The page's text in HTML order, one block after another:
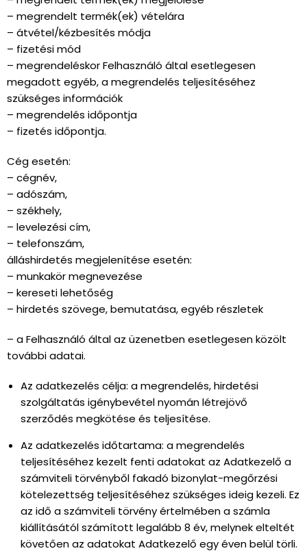
– megrendelt termék(ek) vételára
– átvétel/kézbesítés módja
– fizetési mód
– megrendeléskor Felhasználó által esetlegesen
megadott egyéb, a megrendelés teljesítéséhez
szükséges információk
– megrendelés időpontja
– fizetés időpontja.
Cég esetén:
– cégnév,
– adószám,
– székhely,
– levelezési cím,
– telefonszám,
álláshirdetés megjelenítése esetén:
– munkakör megnevezése
– kereseti lehetőség
– hirdetés szövege, bemutatása, egyéb részletek
– a Felhasználó által az üzenetben esetlegesen közölt
további adatai.
Az adatkezelés célja: a megrendelés, hirdetési
szolgáltatás igénybevétel nyomán létrejövő
szerződés megkötése és teljesítése.
Az adatkezelés időtartama: a megrendelés
teljesítéséhez kezelt fenti adatokat az Adatkezelő a
számviteli törvényből fakadó bizonylat-megőrzési
kötelezettség teljesítéséhez szükséges ideig kezeli. Ez
az idő a számviteli törvény értelmében a számla
kiállításától számított legalább 8 év, melynek elteltét
követően az adatokat Adatkezelő egy éven belül törli.